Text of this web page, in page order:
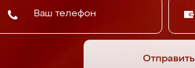
Отправить